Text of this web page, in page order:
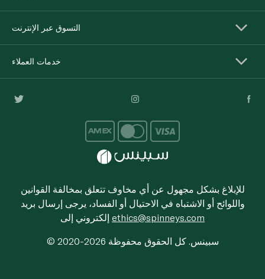
التسوق عبر الإنترنت
خدمات العملاء
للإبلاغ بشكل مجهول عن أي مخاوف تتعلق بمخالفة القوانين
واللوائح أو الاشتباه في الاحتيال أو الفساد، يرجى إرسال بريد
ethics@spinneys.com
© 2020-2026 سبينس. كل الحقوق محفوظة